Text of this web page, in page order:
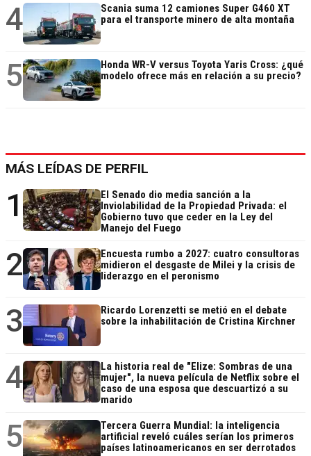
4
Scania suma 12 camiones Super G460 XT
para el transporte minero de alta montaña
5
Honda WR-V versus Toyota Yaris Cross: ¿qué
modelo ofrece más en relación a su precio?
MÁS LEÍDAS DE PERFIL
1
El Senado dio media sanción a la
Inviolabilidad de la Propiedad Privada: el
Gobierno tuvo que ceder en la Ley del
Manejo del Fuego
2
Encuesta rumbo a 2027: cuatro consultoras
midieron el desgaste de Milei y la crisis de
liderazgo en el peronismo
3
Ricardo Lorenzetti se metió en el debate
sobre la inhabilitación de Cristina Kirchner
4
La historia real de "Elize: Sombras de una
mujer", la nueva película de Netflix sobre el
caso de una esposa que descuartizó a su
marido
5
Tercera Guerra Mundial: la inteligencia
artificial reveló cuáles serían los primeros
países latinoamericanos en ser derrotados